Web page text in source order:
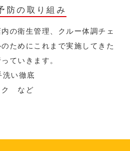
防の取り組み
の衛生管理、クルー体調チェ
ためにこれまで実施してきた
ていきます。
洗い徹底
ク など